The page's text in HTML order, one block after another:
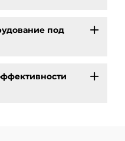
под